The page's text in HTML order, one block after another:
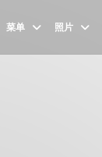
菜单 照片